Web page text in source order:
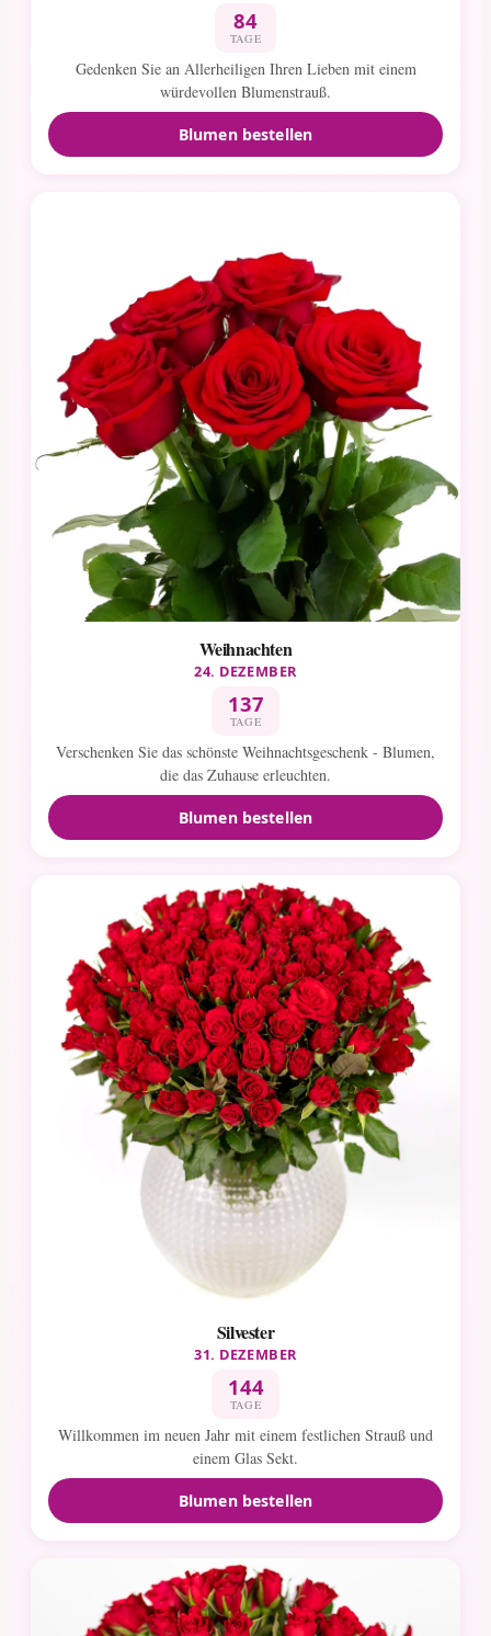
84
TAGE
Gedenken Sie an Allerheiligen Ihren Lieben mit einem
würdevollen Blumenstrauß.
Blumen bestellen
Weihnachten
24. DEZEMBER
137
TAGE
Verschenken Sie das schönste Weihnachtsgeschenk - Blumen,
die das Zuhause erleuchten.
Blumen bestellen
Silvester
31. DEZEMBER
144
TAGE
Willkommen im neuen Jahr mit einem festlichen Strauß und
einem Glas Sekt.
Blumen bestellen